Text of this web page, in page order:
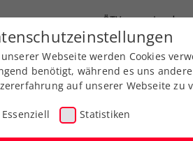
ÖTV
Ausbildungen Services
Webseite werden Cookies
benötigt, während es uns
auf unserer Webseite zu
Essenziell Statistiken